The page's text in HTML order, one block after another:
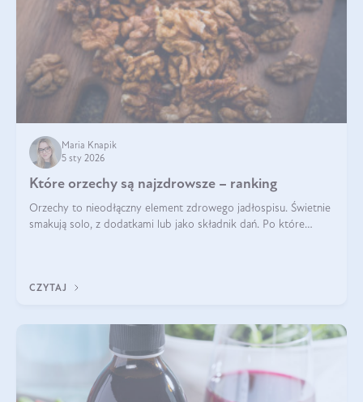
Maria Knapik
5 sty 2026
Które orzechy są najzdrowsze – ranking
Orzechy to nieodłączny element zdrowego jadłospisu. Świetnie
smakują solo, z dodatkami lub jako składnik dań. Po które
CZYTAJ